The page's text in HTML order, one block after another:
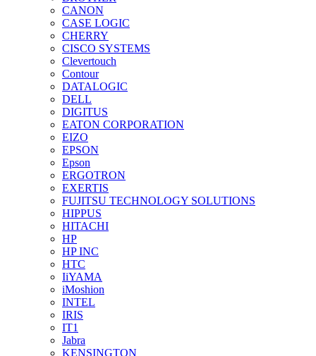
CANON
CASE LOGIC
CHERRY
CISCO SYSTEMS
Clevertouch
Contour
DATALOGIC
DELL
DIGITUS
EATON CORPORATION
EIZO
EPSON
Epson
ERGOTRON
EXERTIS
FUJITSU TECHNOLOGY SOLUTIONS
HIPPUS
HITACHI
HP
HP INC
HTC
IiYAMA
iMoshion
INTEL
IRIS
IT1
Jabra
KENSINGTON